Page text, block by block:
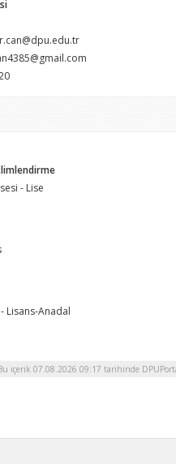
- Lise
- Lisans-Anadal
içerik 07.08.2026 09:17 tarihinde